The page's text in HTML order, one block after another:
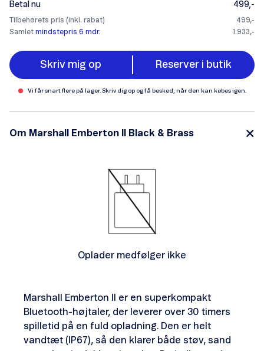
Betal nu 499,-
Tilbehørets pris (inkl. rabat)
499,-
Samlet mindstepris 6 mdr. 1.933,-
Skriv mig op Reserver i butik
Vi får snart flere på lager. Skriv dig op og få besked, når den kan købes igen.
Om Marshall Emberton II Black & Brass
Oplader medfølger ikke
Marshall Emberton II er en superkompakt
Bluetooth-højtaler, der leverer over 30 timers
spilletid på en fuld opladning. Den er helt
vandtæt (IP67), så den klarer både støv, sand